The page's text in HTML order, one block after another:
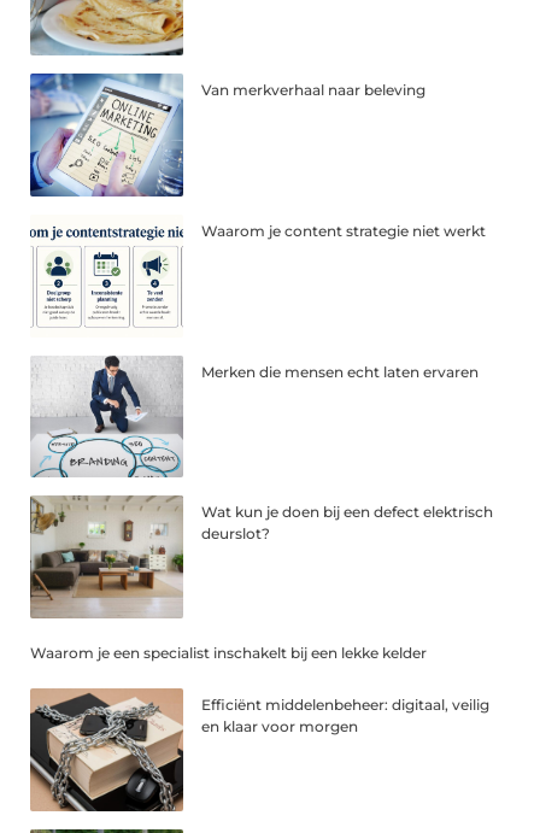
Van merkverhaal naar beleving
Waarom je content strategie niet werkt
Merken die mensen echt laten ervaren
Wat kun je doen bij een defect elektrisch
deurslot?
Waarom je een specialist inschakelt bij een lekke kelder
Efficiënt middelenbeheer: digitaal, veilig
en klaar voor morgen